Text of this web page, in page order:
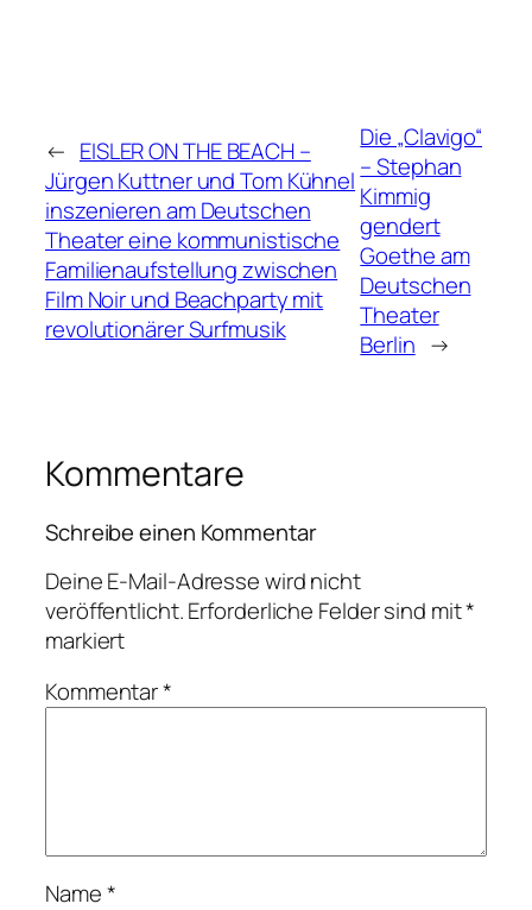
← EISLER ON THE BEACH –
Jürgen Kuttner und Tom Kühnel
inszenieren am Deutschen
Theater eine kommunistische
Familienaufstellung zwischen
Film Noir und Beachparty mit
revolutionärer Surfmusik
Die „Clavigo“
– Stephan
Kimmig
gendert
Goethe am
Deutschen
Theater
Berlin →
Kommentare
Schreibe einen Kommentar
Deine E-Mail-Adresse wird nicht
veröffentlicht.Erforderliche Felder sind mit*
markiert
Kommentar*
Name*